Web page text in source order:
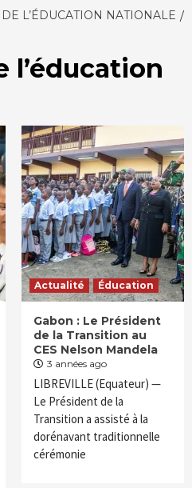
L’ÉDUCATION NATIONALE
l’éducation
Actualité Éducation
Gabon : Le Président
de la Transition au
CES Nelson Mandela
3 années ago
LIBREVILLE (Equateur) —
Le Président de la
Transition a assisté à la
dorénavant traditionnelle
cérémonie